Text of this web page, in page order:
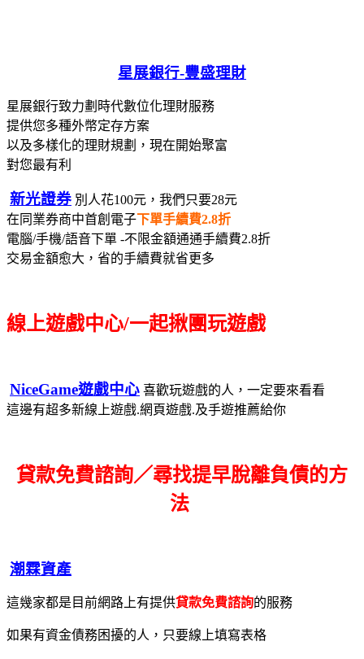
星展銀行-豐盛理財
星展銀行致力劃時代數位化理財服務
提供您多種外幣定存方案
以及多樣化的理財規劃，現在開始聚富
對您最有利
新光證券 別人花100元，我們只要28元
在同業券商中首創電子下單手續費2.8折
電腦/手機/語音下單 -不限金額通通手續費2.8折
交易金額愈大，省的手續費就省更多
線上遊戲中心/一起揪團玩遊戲
NiceGame遊戲中心 喜歡玩遊戲的人，一定要來看看
這邊有超多新線上遊戲.網頁遊戲.及手遊推薦給你
貸款免費諮詢／尋找提早脫離負債的方
法
潮霖資產
這幾家都是目前網路上有提供貸款免費諮詢的服務
如果有資金債務困擾的人，只要線上填寫表格